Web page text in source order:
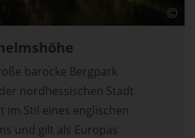
barocke Bergpark
nordhessischen Stadt
im Stil eines englischen
und gilt als Europas